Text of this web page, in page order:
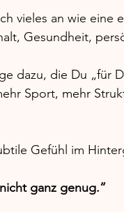
vieles an wie eine
Gesundheit,
dazu, die Du „für
Sport, mehr
Gefühl im
ganz genug.“